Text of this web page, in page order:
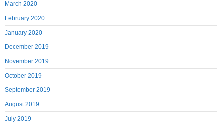
March 2020
February 2020
January 2020
December 2019
November 2019
October 2019
September 2019
August 2019
July 2019